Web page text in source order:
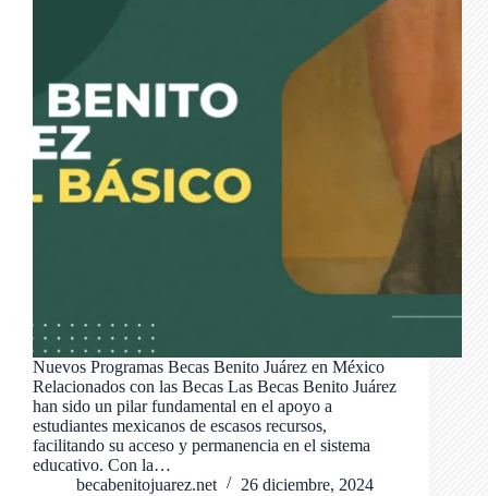
Nuevos Programas Becas Benito Juárez en México
Relacionados con las Becas Las Becas Benito Juárez
han sido un pilar fundamental en el apoyo a
estudiantes mexicanos de escasos recursos,
facilitando su acceso y permanencia en el sistema
educativo. Con la…
becabenitojuarez.net
26 diciembre, 2024